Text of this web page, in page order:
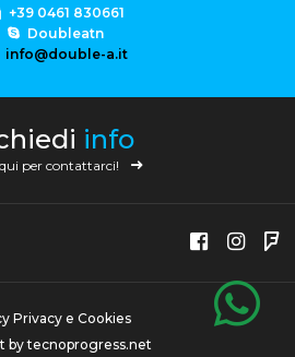
+39 0461 830661
Doubleatn
info@double-a.it
info
per contattarci!
Privacy e Cookies
bytecnoprogress.net